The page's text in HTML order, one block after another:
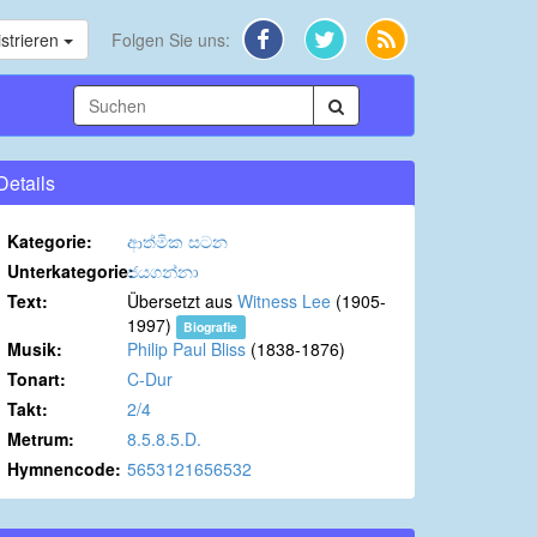
Folgen Sie uns:
Kategorie:
ආත්මික සටන
Unterkategorie:ජයගන්නා
Text:
Übersetzt aus Witness Lee (1905-
1997)
Biografie
Musik: Philip Paul Bliss (1838-1876)
Tonart:
C-Dur
Takt:
2/4
Metrum:
8.5.8.5.D.
Hymnencode: 5653121656532